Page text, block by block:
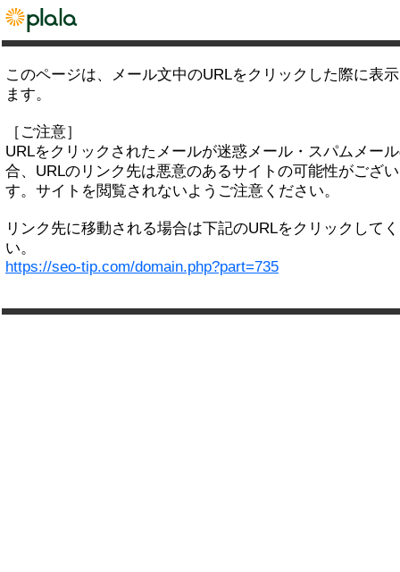
このページは、メール文中のURLをクリックした際に表
ます。
［ご注意］
URLをクリックされたメールが迷惑メール・スパムメー
合、URLのリンク先は悪意のあるサイトの可能性がござ
す。サイトを閲覧されないようご注意ください。
リンク先に移動される場合は下記のURLをクリックして
い。
https://seo-tip.com/domain.php?part=735